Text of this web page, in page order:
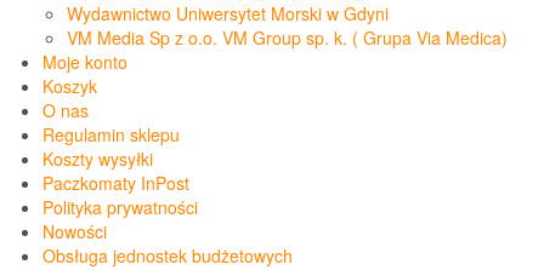
Wydawnictwo Uniwersytet Morski w Gdyni
VM Media Sp z o.o. VM Group sp. k. ( Grupa Via Medica)
Moje konto
Koszyk
O nas
Regulamin sklepu
Koszty wysyłki
Paczkomaty InPost
Polityka prywatności
Nowości
Obsługa jednostek budżetowych